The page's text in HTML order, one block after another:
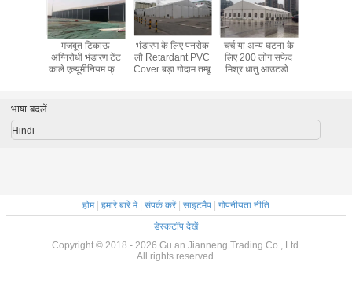
मजबूत टिकाऊ
अग्निरोधी भंडारण टेंट
काले एल्यूमीनियम फ्रेम
भंडारण के लिए पनरोक
लौ Retardant PVC
Cover बड़ा गोदाम तम्बू
चर्च या अन्य घटना के
लिए 200 लोग सफेद
मिश्र धातु आउटडोर
भाषा बदलें
Hindi
होम| हमारे बारे में| संपर्क करें| साइटमैप | गोपनीयता नीति
डेस्कटॉप देखें
Copyright © 2018 - 2026 Gu an Jianneng Trading Co., Ltd.
All rights reserved.